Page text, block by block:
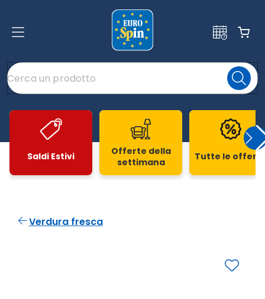
Saldi Estivi
Offerte della
settimana
Tutte le
Verdura fresca